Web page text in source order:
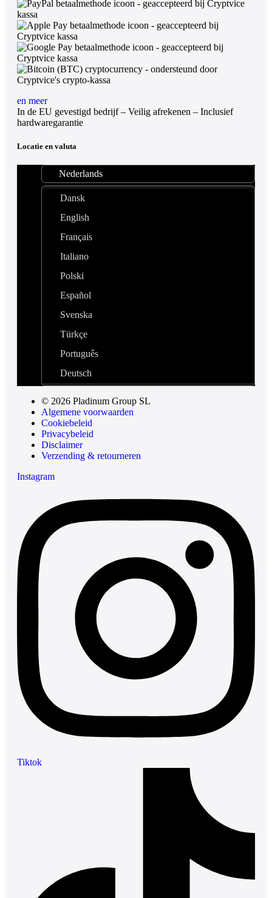
en meer
In de EU gevestigd bedrijf – Veilig afrekenen – Inclusief
hardwaregarantie
Locatie en valuta
Nederlands
Dansk
English
Français
Italiano
Polski
Español
Svenska
Türkçe
Português
Deutsch
© 2026 Pladinum Group SL
Algemene voorwaarden
Cookiebeleid
Privacybeleid
Disclaimer
Verzending & retourneren
Instagram
Tiktok